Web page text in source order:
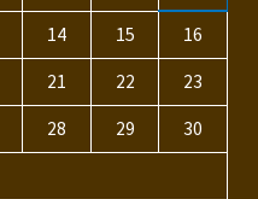
14 15 16
21 22 23
28 29 30